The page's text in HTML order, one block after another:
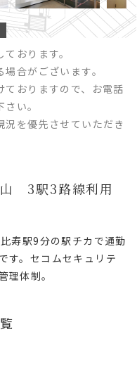
おります。
合がございます。
ておりますので、お電話
い。
を優先させていただき
3駅3路線利用
寿駅9分の駅チカで通勤
す。セコムセキュリテ
理体制。